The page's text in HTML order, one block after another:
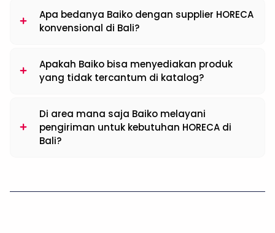
Apa bedanya Baiko dengan supplier HORECA
konvensional di Bali?
Apakah Baiko bisa menyediakan produk
yang tidak tercantum di katalog?
Di area mana saja Baiko melayani
pengiriman untuk kebutuhan HORECA di
Bali?